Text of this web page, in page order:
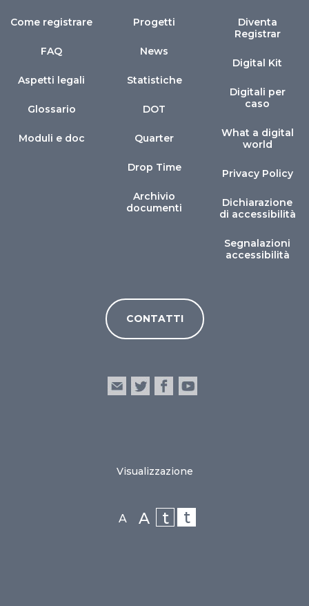
Come registrare
FAQ
Aspetti legali
Glossario
Moduli e doc
Progetti
News
Statistiche
DOT
Quarter
Drop Time
Archivio
documenti
Diventa
Registrar
Digital Kit
Digitali per
caso
What a digital
world
Privacy Policy
Dichiarazione
di accessibilità
Segnalazioni
accessibilità
CONTATTI
Visualizzazione
A A t t